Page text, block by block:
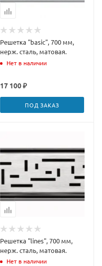
Решетка "basic", 700 мм,
нерж. сталь, матовая.
Нет в наличии
17 100 ₽
ПОД ЗАКАЗ
Решетка "lines", 700 мм,
нерж. сталь, матовая.
Нет в наличии